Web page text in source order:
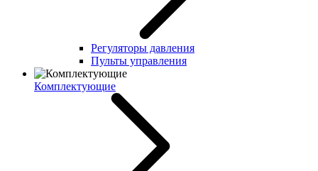
Регуляторы давления
Пульты управления
Комплектующие